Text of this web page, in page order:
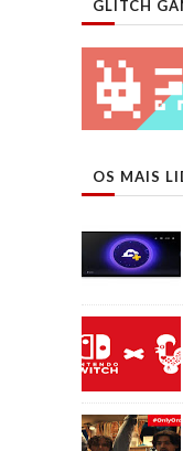
GLITCH
OS MAIS